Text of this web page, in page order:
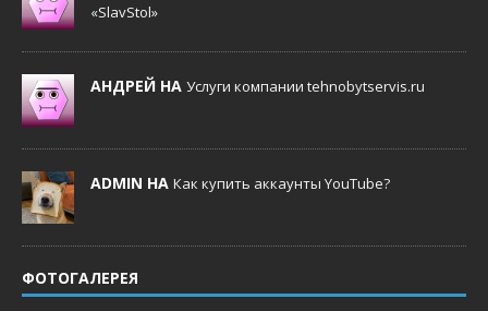
«SlavStol»
АНДРЕЙ НА Услуги компании tehnobytservis.ru
ADMIN НА Как купить аккаунты YouTube?
ФОТОГАЛЕРЕЯ